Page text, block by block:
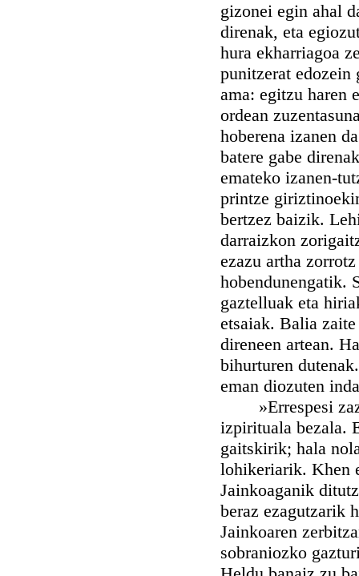
gizonei egin ahal
direnak, eta
hura ekharriagoa
punitzerat edozein
ama: egitzu haren
ordean
hoberena izanen
batere gabe
emateko izanen-
printze
bertzez baizik.
darraizkon
ezazu artha
hobendunengatik.
gaztelluak eta
etsaiak. Balia
direneen artean.
bihurturen
eman diozuten
»Errespesi zazu
izpirituala bezala.
gaitskirik; hala
lohikeriarik. Khen
Jainkoaganik
beraz ezagutzarik
Jainkoaren
sobraniozko